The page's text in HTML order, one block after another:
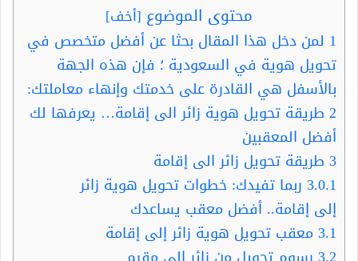
محتوى الموضوع [أخف]
1 لمن دخل هذا المقال بحثا عن أفضل متخصص في
تحويل هوية في السعودية ؛ فإن هذه الجهة
بالأسفل هي القادرة على خدمتك وإنهاء معاملتك:
2 طريقة تحويل هوية زائر الى إقامة… يعرفها لك
أفضل المعقبين
3 طريقة تحويل زائر الى إقامة
3.0.1 ربما تفيدك: خطوات تحويل هوية زائر
إلى إقامة.. أفضل معقب يساعدك
3.1معقب تحويل هوية زائر إلى إقامة